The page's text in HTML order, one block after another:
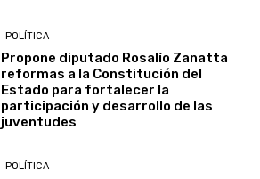
POLÍTICA
Propone diputado Rosalío Zanatta
reformas a la Constitución del
Estado para fortalecer la
participación y desarrollo de las
juventudes
POLÍTICA